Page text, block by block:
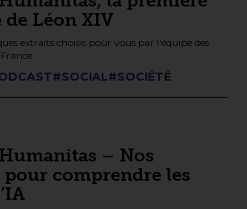
Léon XIV
extraits choisis pour vous par l'équipe des
#SOCIAL#SOCIÉTÉ
– Nos
pour comprendre les